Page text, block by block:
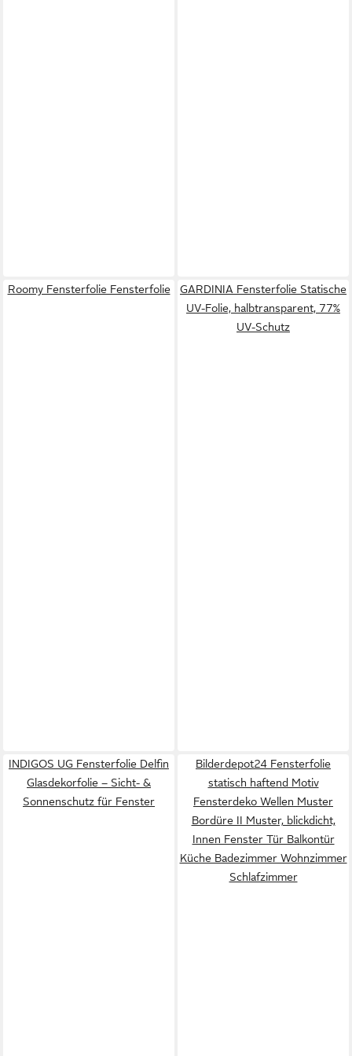
Roomy Fensterfolie Fensterfolie
GARDINIA Fensterfolie Statische
UV-Folie, halbtransparent, 77%
UV-Schutz
INDIGOS UG Fensterfolie Delfin
Glasdekorfolie – Sicht- &
Sonnenschutz für Fenster
Bilderdepot24 Fensterfolie
statisch haftend Motiv
Fensterdeko Wellen Muster
Bordüre II Muster, blickdicht,
Innen Fenster Tür Balkontür
Küche Badezimmer Wohnzimmer
Schlafzimmer